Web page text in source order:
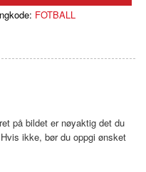
FOTBALL
på bildet er nøyaktig det du
ikke, bør du oppgi ønsket